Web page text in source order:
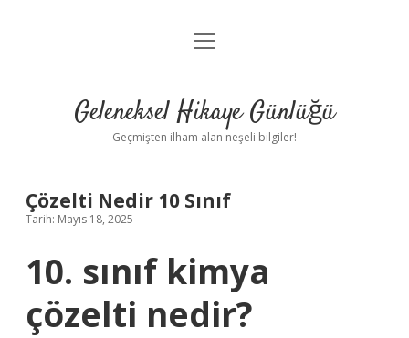
Anasayfa
Yasal Uyarı
menüyü
Geleneksel Hikaye Günlüğü
Geçmişten ilham alan neşeli bilgiler!
Çözelti Nedir 10 Sınıf
Tarih: Mayıs 18, 2025
10. sınıf kimya
çözelti nedir?